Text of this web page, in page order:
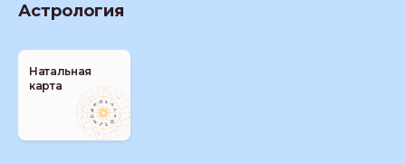
Астрология
Натальная
карта